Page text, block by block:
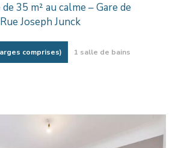
35 m² au calme – Gare de
Joseph Junck
comprises) 1 salle de bains